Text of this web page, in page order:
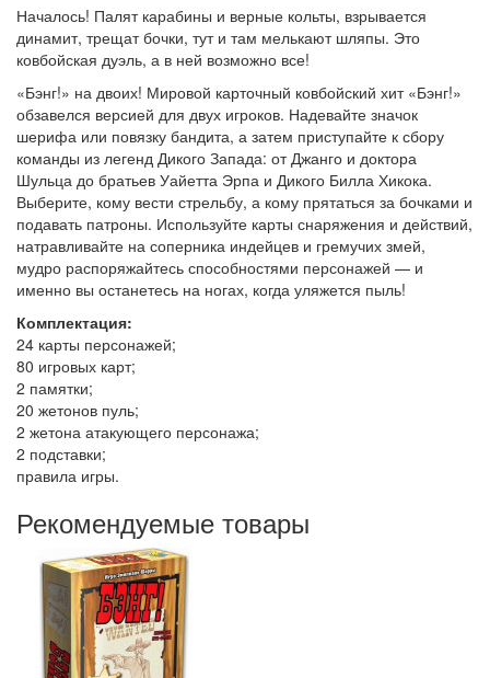
Началось! Палят карабины и верные кольты, взрывается
динамит, трещат бочки, тут и там мелькают шляпы. Это
ковбойская дуэль, а в ней возможно все!
«Бэнг!» на двоих! Мировой карточный ковбойский хит «Бэнг!»
обзавелся версией для двух игроков. Надевайте значок
шерифа или повязку бандита, а затем приступайте к сбору
команды из легенд Дикого Запада: от Джанго и доктора
Шульца до братьев Уайетта Эрпа и Дикого Билла Хикока.
Выберите, кому вести стрельбу, а кому прятаться за бочками и
подавать патроны. Используйте карты снаряжения и действий,
натравливайте на соперника индейцев и гремучих змей,
мудро распоряжайтесь способностями персонажей — и
именно вы останетесь на ногах, когда уляжется пыль!
Комплектация:
24 карты персонажей;
80 игровых карт;
2 памятки;
20 жетонов пуль;
2 жетона атакующего персонажа;
2 подставки;
правила игры.
Рекомендуемые товары